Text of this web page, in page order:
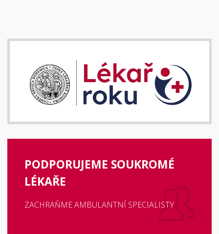
PODPORUJEME SOUKROMÉ
LÉKAŘE
ZACHRAŇME AMBULANTNÍ SPECIALISTY